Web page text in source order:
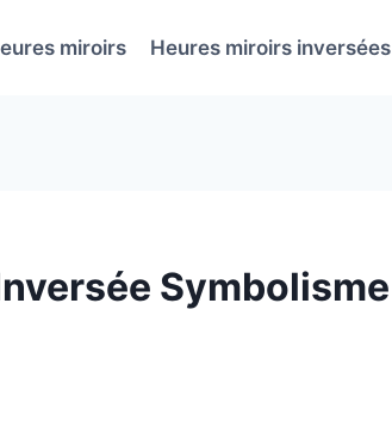
miroirs Heures miroirs inversées
Symbolisme